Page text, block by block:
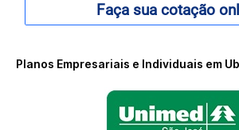
Faça sua cotação
Planos Empresariais e Individuais em